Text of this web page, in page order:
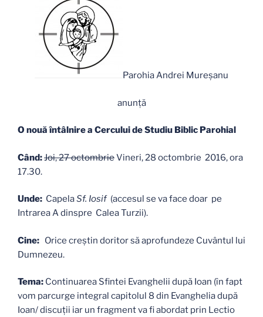
Parohia Andrei Mureşanu
anunţă
O nouă întâlnire a Cercului de Studiu Biblic Parohial
Când:Joi, 27 octombrieVineri, 28 octombrie 2016, ora
17.30.
Unde: CapelaSf. Iosif(accesul se va face doar pe
Intrarea A dinspre Calea Turzii).
Cine: Orice creştin doritor să aprofundeze Cuvântul lui
Dumnezeu.
Tema: Continuarea Sfintei Evanghelii după Ioan (în fapt
vom parcurge integral capitolul 8 din Evanghelia după
Ioan/ discuții iar un fragment va fi abordat prin Lectio